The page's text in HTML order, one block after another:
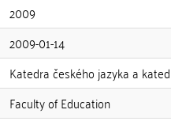
2009
2009-01-14
Katedra českého jazyka a
Faculty of Education